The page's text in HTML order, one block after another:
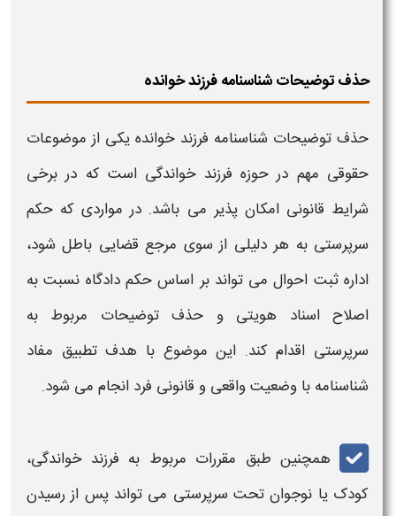
حذف توضیحات شناسنامه فرزند خوانده
حذف توضیحات شناسنامه فرزند خوانده یکی از موضوعات
حقوقی مهم در حوزه فرزند خواندگی است که در برخی
شرایط قانونی امکان‌ پذیر می‌ باشد. در مواردی که حکم
سرپرستی به هر دلیلی از سوی مرجع قضایی باطل شود،
اداره ثبت احوال می‌ تواند بر اساس حکم دادگاه نسبت به
اصلاح اسناد هویتی و حذف توضیحات مربوط به
سرپرستی اقدام کند. این موضوع با هدف تطبیق مفاد
شناسنامه با وضعیت واقعی و قانونی فرد انجام می‌ شود.
همچنین طبق مقررات مربوط به فرزند خواندگی،
کودک یا نوجوان تحت سرپرستی می‌ تواند پس از رسیدن